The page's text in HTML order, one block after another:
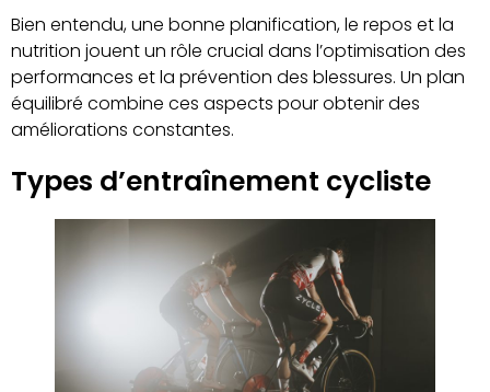
Bien entendu, une bonne planification, le repos et la
nutrition jouent un rôle crucial dans l’optimisation des
performances et la prévention des blessures. Un plan
équilibré combine ces aspects pour obtenir des
améliorations constantes.
Types d’entraînement cycliste